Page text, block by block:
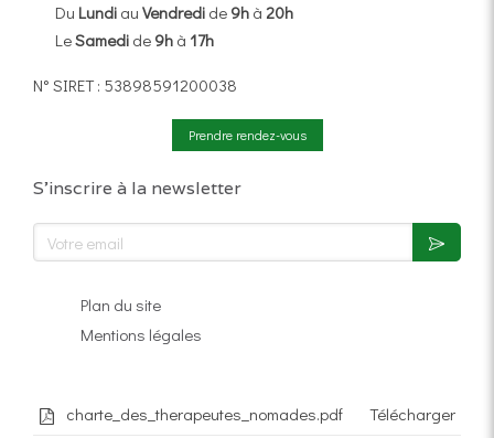
Du Lundi au Vendredi de 9h à 20h
LeSamedi de 9h à 17h
N° SIRET : 53898591200038
Prendre rendez-vous
S'inscrire à la newsletter
Votre email
Plan du site
Mentions légales
charte_des_therapeutes_nomades.pdf
Télécharger